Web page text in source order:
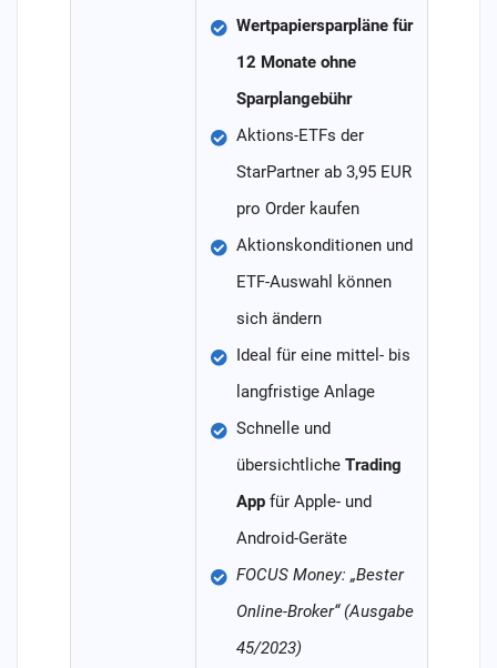
Wertpapiersparpläne für
12 Monate ohne
Sparplangebühr
Aktions-ETFs der
StarPartner ab 3,95 EUR
pro Order kaufen
Aktionskonditionen und
ETF-Auswahl können
sich ändern
Ideal für eine mittel- bis
langfristige Anlage
Schnelle und
übersichtliche Trading
Appfür Apple- und
Android-Geräte
FOCUS Money: „Bester
Online-Broker“ (Ausgabe
45/2023)